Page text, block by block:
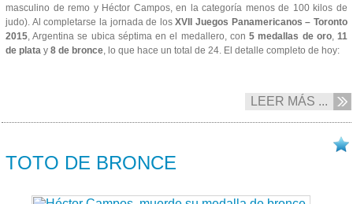
masculino de remo y Héctor Campos, en la categoría menos de 100 kilos de
judo). Al completarse la jornada de losXVII Juegos Panamericanos – Toronto
2015 , Argentina se ubica séptima en el medallero, con5 medallas de oro, 11
de plata y 8 de bronce , lo que hace un total de 24. El detalle completo de hoy:
LEER MÁS ...
TOTO DE BRONCE